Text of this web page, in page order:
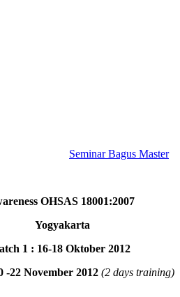
Seminar Bagus Master
OHSAS 18001:2007
Yogyakarta
1 : 16-18 Oktober 2012
-22 November 2012 (2 days training)